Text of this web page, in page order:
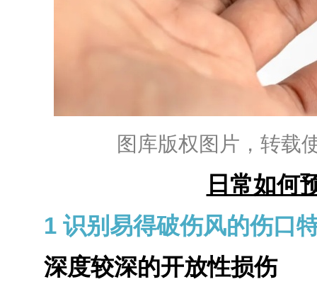
图库版权图片，转载
日常如何
1 识别易得破伤风的伤口
深度较深的开放性损伤